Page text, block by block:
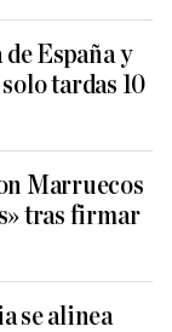
España y
tardas 10
Marruecos
tras firmar
se alinea